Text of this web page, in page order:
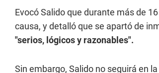
Evocó Salido que durante más de
causa, y detalló que se apartó de
"serios, lógicos y razonables".
Sin embargo, Salido no seguirá en